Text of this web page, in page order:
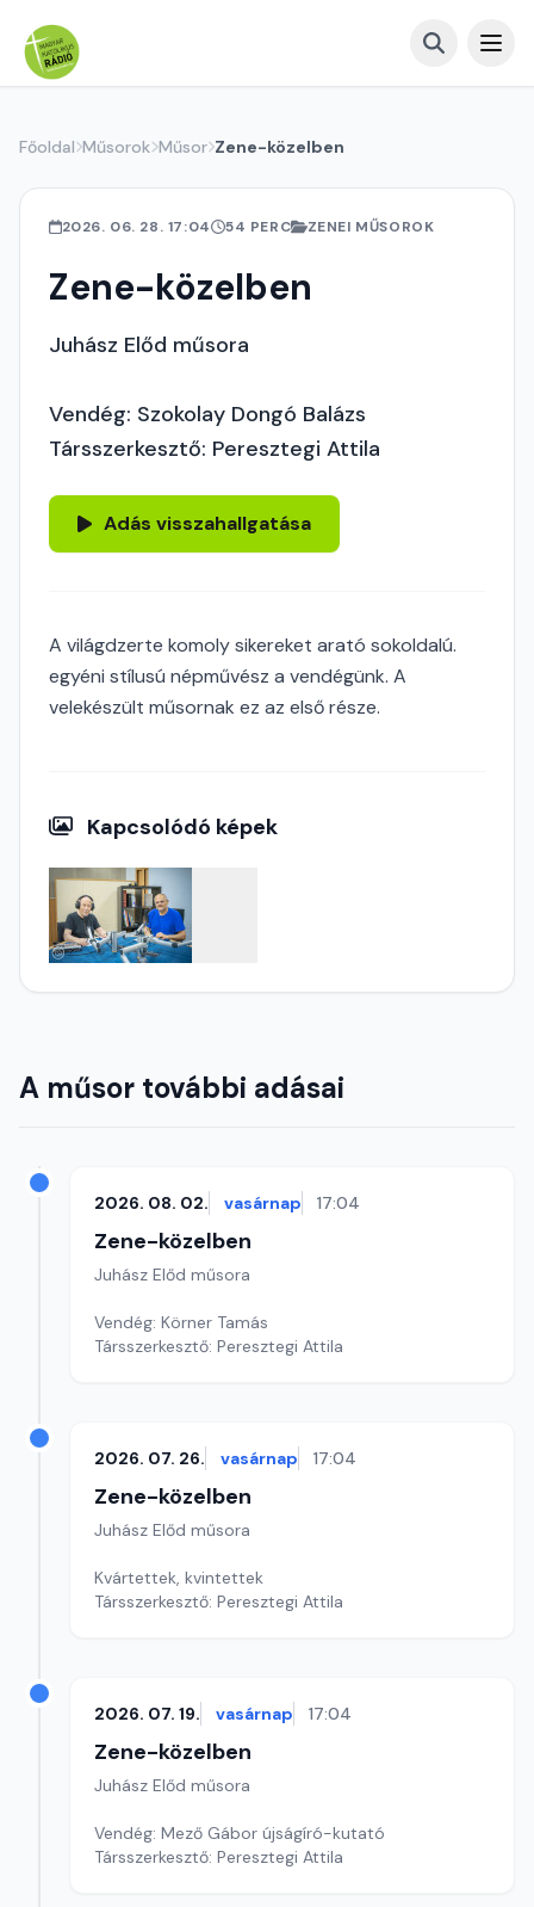
Főoldal Műsorok Műsor Zene-közelben
2026. 06. 28. 17:04 54 PERC ZENEI MŰSOROK
Zene-közelben
Juhász Előd műsora
Vendég: Szokolay Dongó Balázs
Társszerkesztő: Peresztegi Attila
Adás visszahallgatása
A világdzerte komoly sikereket arató sokoldalú.
egyéni stílusú népművész a vendégünk. A
velekészült műsornak ez az első része.
Kapcsolódó képek
A műsor további adásai
2026. 08. 02. vasárnap 17:04
Zene-közelben
Juhász Előd műsora
Vendég: Körner Tamás
Társszerkesztő: Peresztegi Attila
2026. 07. 26. vasárnap 17:04
Zene-közelben
Juhász Előd műsora
Kvártettek, kvintettek
Társszerkesztő: Peresztegi Attila
2026. 07. 19. vasárnap 17:04
Zene-közelben
Juhász Előd műsora
Vendég: Mező Gábor újságíró-kutató
Társszerkesztő: Peresztegi Attila